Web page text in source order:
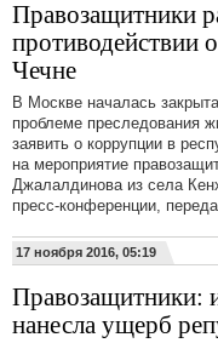
Правозащитники
противодействии
Чечне
В Москве началась
проблеме преследования
заявить о коррупции в
на мероприятие
Джалалдинова из села
пресс-конференции,
17 ноября 2016, 05:19
Правозащитники:
нанесла ущерб